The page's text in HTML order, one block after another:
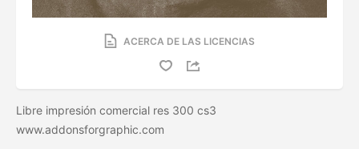
ACERCA DE LAS LICENCIAS
Libre impresión comercial res 300 cs3
www.addonsforgraphic.com